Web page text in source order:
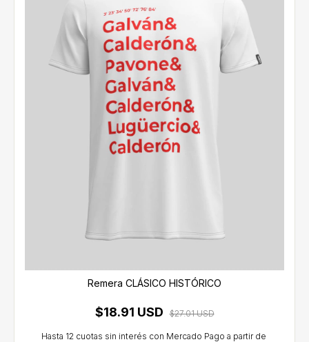
Remera CLÁSICO HISTÓRICO
$18.91 USD $27.01 USD